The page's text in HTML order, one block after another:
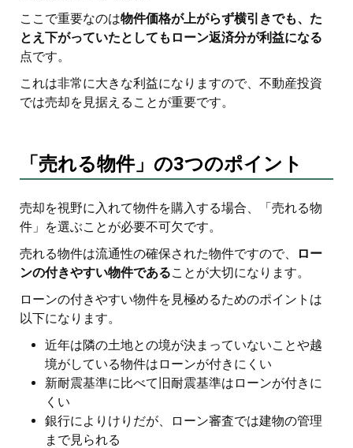
ここで重要なのは物件価格が上がらず横引きでも、た
とえ下がっていたとしてもローン返済分が利益になる
点です。
これは非常に大きな利益になりますので、不動産投資
では売却を見据えることが重要です。
「売れる物件」の3つのポイント
売却を視野に入れて物件を購入する場合、「売れる物
件」を選ぶことが必要不可欠です。
売れる物件は流通性の確保された物件ですので、
ロー
ンの付きやすい物件であることが大切になります。
ローンの付きやすい物件を見極めるためのポイントは
以下になります。
近年は隣の土地との境が決まっていないことや越
境がしている物件はローンが付きにくい
新耐震基準に比べて旧耐震基準はローンが付きに
くい
銀行によりけりだが、ローン審査では建物の管理
まで見られる